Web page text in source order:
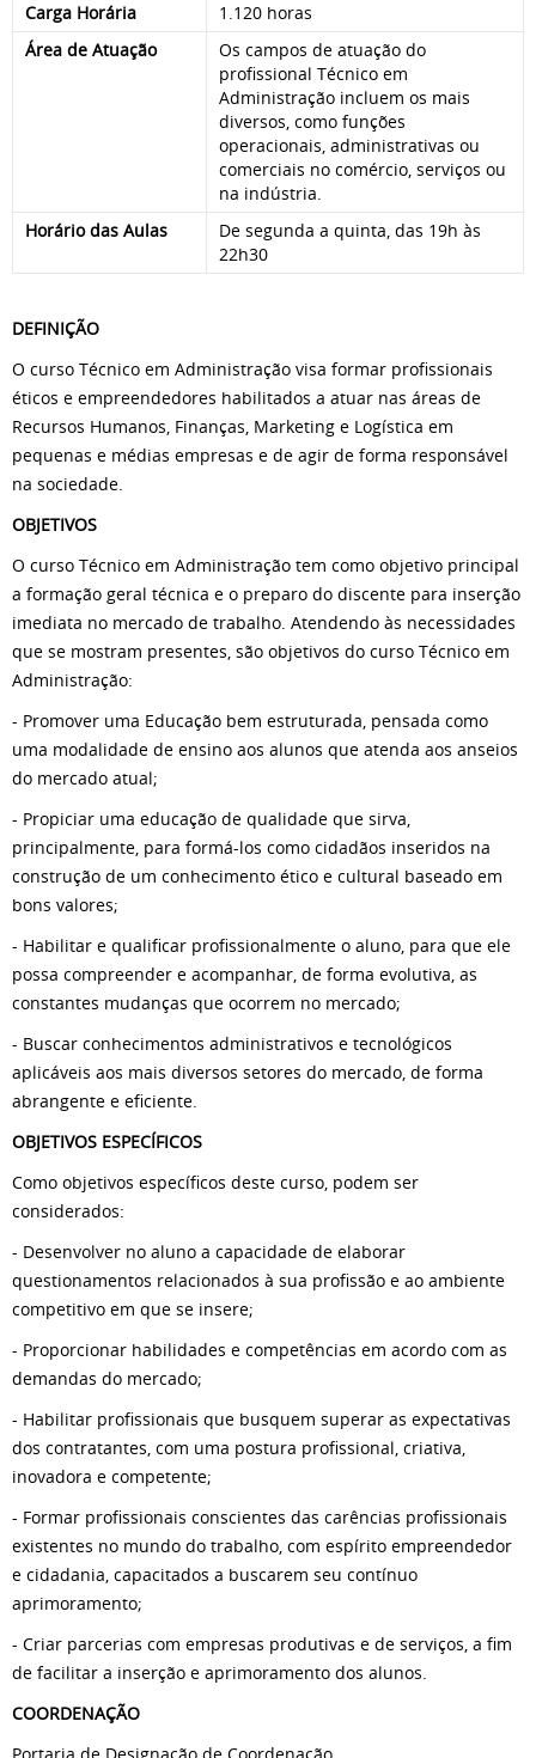
Carga Horária
1.120 horas
Área de Atuação
Os campos de atuação do
profissional Técnico em
Administração incluem os mais
diversos, como funções
operacionais, administrativas ou
comerciais no comércio, serviços ou
na indústria.
Horário das Aulas
De segunda a quinta, das 19h às
22h30
DEFINIÇÃO
O curso Técnico em Administração visa formar profissionais
éticos e empreendedores habilitados a atuar nas áreas de
Recursos Humanos, Finanças, Marketing e Logística em
pequenas e médias empresas e de agir de forma responsável
na sociedade.
OBJETIVOS
O curso Técnico em Administração tem como objetivo principal
a formação geral técnica e o preparo do discente para inserção
imediata no mercado de trabalho. Atendendo às necessidades
que se mostram presentes, são objetivos do curso Técnico em
Administração:
- Promover uma Educação bem estruturada, pensada como
uma modalidade de ensino aos alunos que atenda aos anseios
do mercado atual;
- Propiciar uma educação de qualidade que sirva,
principalmente, para formá-los como cidadãos inseridos na
construção de um conhecimento ético e cultural baseado em
bons valores;
- Habilitar e qualificar profissionalmente o aluno, para que ele
possa compreender e acompanhar, de forma evolutiva, as
constantes mudanças que ocorrem no mercado;
- Buscar conhecimentos administrativos e tecnológicos
aplicáveis aos mais diversos setores do mercado, de forma
abrangente e eficiente.
OBJETIVOS ESPECÍFICOS
Como objetivos específicos deste curso, podem ser
considerados:
- Desenvolver no aluno a capacidade de elaborar
questionamentos relacionados à sua profissão e ao ambiente
competitivo em que se insere;
- Proporcionar habilidades e competências em acordo com as
demandas do mercado;
- Habilitar profissionais que busquem superar as expectativas
dos contratantes, com uma postura profissional, criativa,
inovadora e competente;
- Formar profissionais conscientes das carências profissionais
existentes no mundo do trabalho, com espírito empreendedor
e cidadania, capacitados a buscarem seu contínuo
aprimoramento;
- Criar parcerias com empresas produtivas e de serviços, a fim
de facilitar a inserção e aprimoramento dos alunos.
COORDENAÇÃO